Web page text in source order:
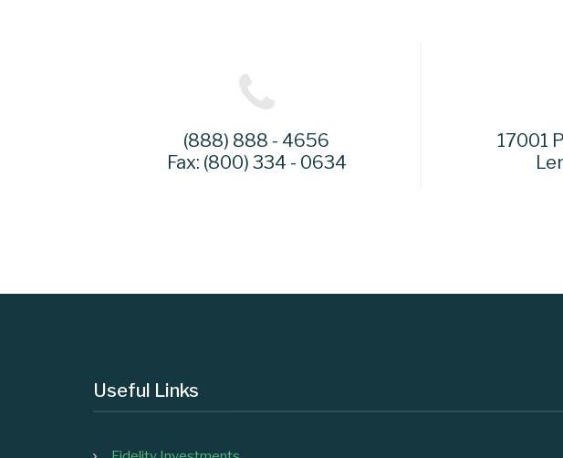
(888) 888 - 4656
Fax: (800) 334 - 0634
17001
Useful Links